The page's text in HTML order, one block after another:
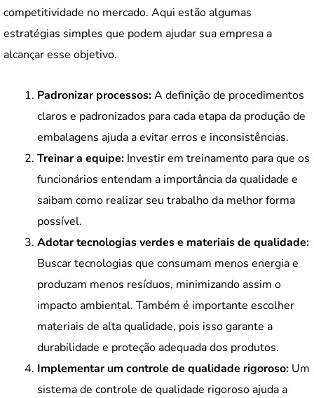
competitividade no mercado. Aqui estão algumas
estratégias simples que podem ajudar sua empresa a
alcançar esse objetivo.
Padronizar processos:A definição de procedimentos
claros e padronizados para cada etapa da produção de
embalagens ajuda a evitar erros e inconsistências.
Treinar a equipe: Investir em treinamento para que os
funcionários entendam a importância da qualidade e
saibam como realizar seu trabalho da melhor forma
possível.
Adotar tecnologias verdes e materiais de qualidade:
Buscar tecnologias que consumam menos energia e
produzam menos resíduos, minimizando assim o
impacto ambiental. Também é importante escolher
materiais de alta qualidade, pois isso garante a
durabilidade e proteção adequada dos produtos.
Implementar um controle de qualidade rigoroso: Um
sistema de controle de qualidade rigoroso ajuda a